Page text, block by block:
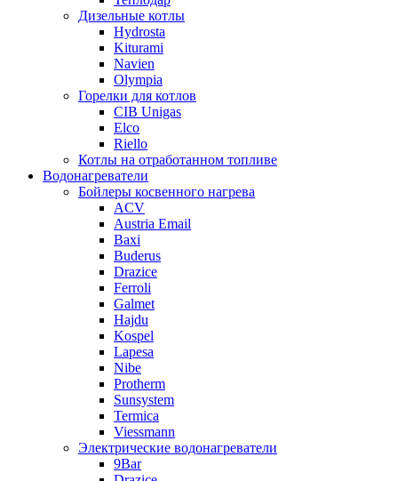
Дизельные котлы
Hydrosta
Kiturami
Navien
Olympia
Горелки для котлов
CIB Unigas
Elco
Riello
Котлы на отработанном топливе
Водонагреватели
Бойлеры косвенного нагрева
ACV
Austria Email
Baxi
Buderus
Drazice
Ferroli
Galmet
Hajdu
Kospel
Lapesa
Nibe
Protherm
Sunsystem
Termica
Viessmann
Электрические водонагреватели
9Bar